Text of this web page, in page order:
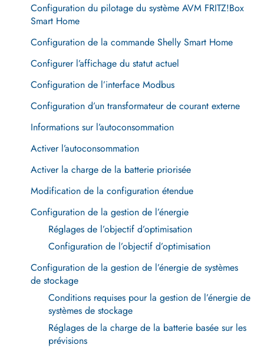
Configuration du pilotage du système AVM FRITZ!Box
Smart Home
Configuration de la commande Shelly Smart Home
Configurer l’affichage du statut actuel
Configuration de l’interface Modbus
Configuration d’un transformateur de courant externe
Informations sur l’autoconsommation
Activer l’autoconsommation
Activer la charge de la batterie priorisée
Modification de la configuration étendue
Configuration de la gestion de l’énergie
Réglages de l’objectif d’optimisation
Configuration de l’objectif d’optimisation
Configuration de la gestion de l’énergie de systèmes
de stockage
Conditions requises pour la gestion de l’énergie de
systèmes de stockage
Réglages de la charge de la batterie basée sur les
prévisions